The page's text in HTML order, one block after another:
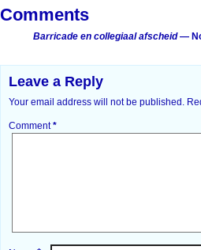
Comments
Barricade en collegiaal afscheid—
Leave a Reply
Your email address will not be published.
Comment*